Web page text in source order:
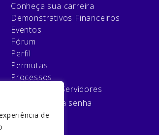
de
Conheça sua carreira
Demonstrativos Financeiros
Eventos
Fórum
Perfil
Permutas
Processos
Relatório de Servidores
Esqueci minha senha
Filie-se